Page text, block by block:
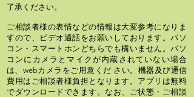
了承ください。
ご相談者様の表情などの情報は大変参考になりま
すので、ビデオ通話をお願いしております。パソ
コン・スマートホンどちらでも構いません。パソ
コンにカメラとマイクが内蔵されていない場合
は、webカメラをご用意くだ さい。機器及び通信
費用はご相談者様負担となります。アプリは無料
でダウンロードできます。なお、ご状態・ご相談